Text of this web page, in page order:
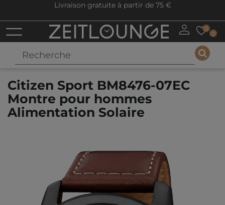
Livraison gratuite à partir de 75 €
0
0
Citizen Sport BM8476-07EC
Montre pour hommes
Alimentation Solaire